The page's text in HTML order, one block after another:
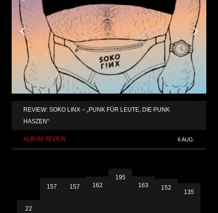
REVIEW: SOKO LINX – „PUNK FÜR LEUTE, DIE PUNK
HASZEN“
ALBUM REVIEW 6 AUG.
22
157 157 162
195
163 152
135